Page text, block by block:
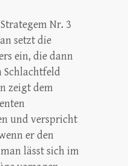
Nr. 3
setzt die
ein, die dann
Schlachtfeld
zeigt dem
und verspricht
er den
lässt sich im